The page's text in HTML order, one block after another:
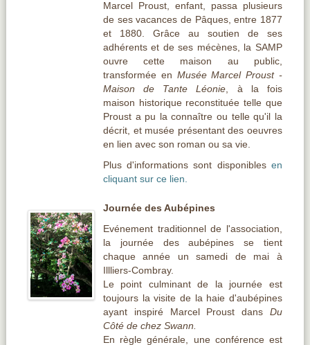
Marcel Proust, enfant, passa plusieurs
de ses vacances de Pâques, entre 1877
et 1880. Grâce au soutien de ses
adhérents et de ses mécènes, la SAMP
ouvre cette maison au public,
transformée en Musée Marcel Proust -
Maison de Tante Léonie, à la fois
maison historique reconstituée telle que
Proust a pu la connaître ou telle qu'il la
décrit, et musée présentant des oeuvres
en lien avec son roman ou sa vie.
Plus d'informations sont disponibles en
cliquant sur ce lien.
Journée des Aubépines
Evénement traditionnel de l'association,
la journée des aubépines se tient
chaque année un samedi de mai à
Illliers-Combray.
Le point culminant de la journée est
toujours la visite de la haie d'aubépines
ayant inspiré Marcel Proust dans Du
Côté de chez Swann.
En règle générale, une conférence est